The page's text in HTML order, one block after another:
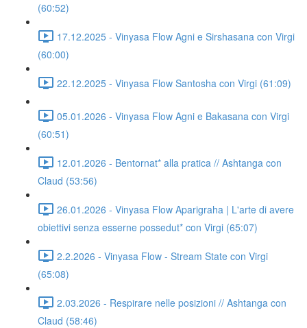
(60:52)
17.12.2025 - Vinyasa Flow Agni e Sirshasana con Virgi
(60:00)
22.12.2025 - Vinyasa Flow Santosha con Virgi (61:09)
05.01.2026 - Vinyasa Flow Agni e Bakasana con Virgi
(60:51)
12.01.2026 - Bentornat* alla pratica // Ashtanga con
Claud (53:56)
26.01.2026 - Vinyasa Flow Aparigraha | L'arte di avere
obiettivi senza esserne possedut* con Virgi (65:07)
2.2.2026 - Vinyasa Flow - Stream State con Virgi
(65:08)
2.03.2026 - Respirare nelle posizioni // Ashtanga con
Claud (58:46)